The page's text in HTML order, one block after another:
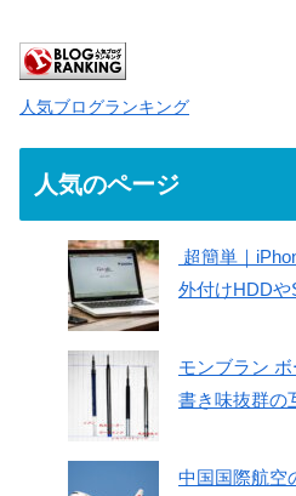
人気ブログランキング
人気のページ
超簡単｜
外付けHDD
モンブラン
書き味抜群の
中国国際航空